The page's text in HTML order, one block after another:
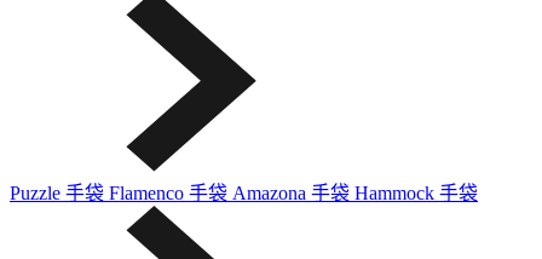
Puzzle 手袋 Flamenco 手袋 Amazona 手袋 Hammock 手袋